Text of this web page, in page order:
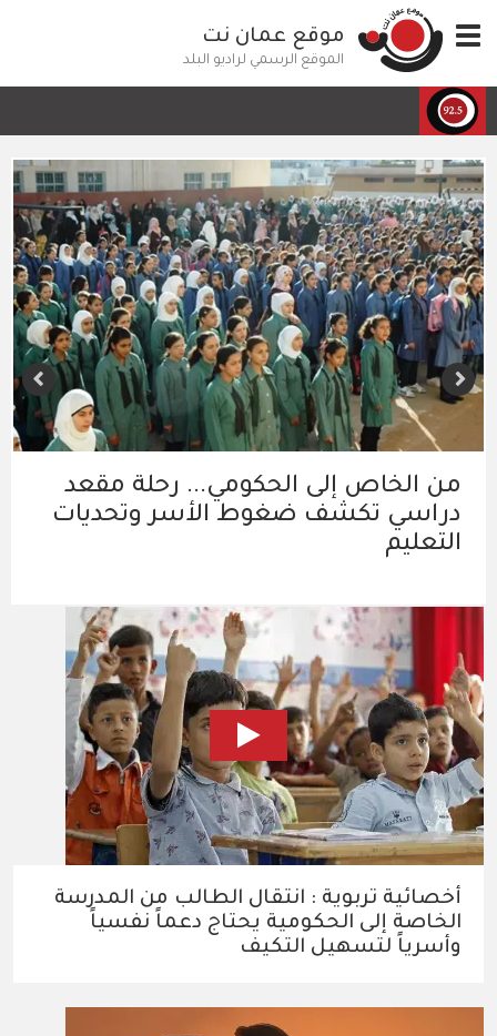
إلى
المحتوى
الرئيسي
Toggle
navigation
موقع عمان نت
الموقع الرسمي لراديو البلد
من الخاص إلى الحكومي... رحلة مقعد
دراسي تكشف ضغوط الأسر وتحديات
التعليم
أخصائية تربوية : انتقال الطالب من المدرسة
الخاصة إلى الحكومية يحتاج دعماً نفسياً
وأسرياً لتسهيل التكيف